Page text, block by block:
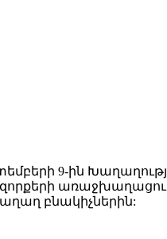
9-ին
բնակիչներին: